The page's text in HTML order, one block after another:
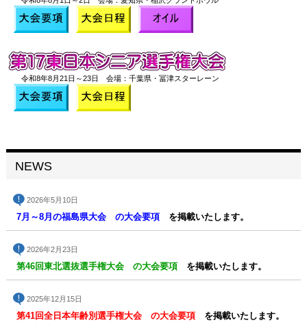
令和8年8月21日～23日 会場：千葉県・冨津スターレーン
NEWS
2026年5月10日
7月～8月の福島県大会 の大会要項を掲載いたします。
2026年2月23日
第46回東北選抜選手権大会 の大会要項を掲載いたします。
2025年12月15日
第41回全日本年齢別選手権大会 の大会要項を掲載いたします。